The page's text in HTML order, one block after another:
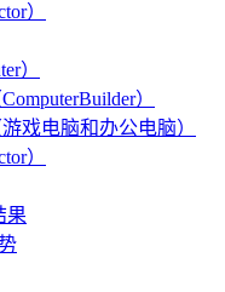
）
）
）
戏电脑和办公电脑）
）
果